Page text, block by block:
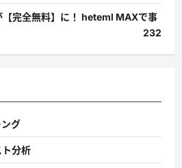
完全無料】に！ heteml MAXで事
232
グ
分析